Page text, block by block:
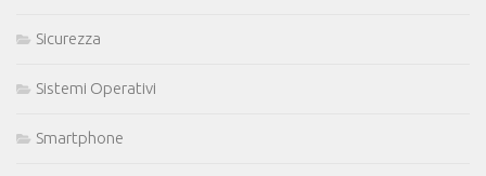
Sicurezza
Sistemi Operativi
Smartphone